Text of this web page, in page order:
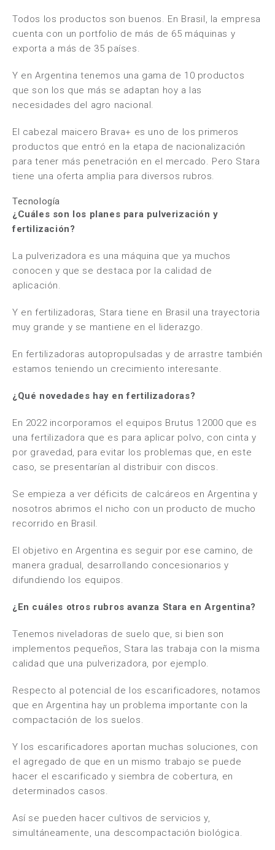
Todos los productos son buenos. En Brasil, la empresa
cuenta con un portfolio de más de 65 máquinas y
exporta a más de 35 países.
Y en Argentina tenemos una gama de 10 productos
que son los que más se adaptan hoy a las
necesidades del agro nacional.
El cabezal maicero Brava+ es uno de los primeros
productos que entró en la etapa de nacionalización
para tener más penetración en el mercado. Pero Stara
tiene una oferta amplia para diversos rubros.
Tecnología
¿Cuáles son los planes para pulverización y
fertilización?
La pulverizadora es una máquina que ya muchos
conocen y que se destaca por la calidad de
aplicación.
Y en fertilizadoras, Stara tiene en Brasil una trayectoria
muy grande y se mantiene en el liderazgo.
En fertilizadoras autopropulsadas y de arrastre también
estamos teniendo un crecimiento interesante.
¿Qué novedades hay en fertilizadoras?
En 2022 incorporamos el equipos Brutus 12000 que es
una fertilizadora que es para aplicar polvo, con cinta y
por gravedad, para evitar los problemas que, en este
caso, se presentarían al distribuir con discos.
Se empieza a ver déficits de calcáreos en Argentina y
nosotros abrimos el nicho con un producto de mucho
recorrido en Brasil.
El objetivo en Argentina es seguir por ese camino, de
manera gradual, desarrollando concesionarios y
difundiendo los equipos.
¿En cuáles otros rubros avanza Stara en Argentina?
Tenemos niveladoras de suelo que, si bien son
implementos pequeños, Stara las trabaja con la misma
calidad que una pulverizadora, por ejemplo.
Respecto al potencial de los escarificadores, notamos
que en Argentina hay un problema importante con la
compactación de los suelos.
Y los escarificadores aportan muchas soluciones, con
el agregado de que en un mismo trabajo se puede
hacer el escarificado y siembra de cobertura, en
determinados casos.
Así se pueden hacer cultivos de servicios y,
simultáneamente, una descompactación biológica.